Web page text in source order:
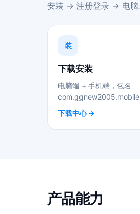
安装 → 注册登录 → 电脑
装
下载安装
电脑端 + 手机端，包名
com.ggnew2005.mobile
下载中心 →
产品能力